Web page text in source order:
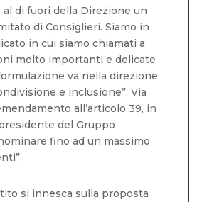
al di fuori della Direzione un
di Consiglieri. Siamo in
in cui siamo chiamati a
molto importanti e delicate
va nella direzione
e inclusione”. Via
all’articolo 39, in
del Gruppo
fino ad un massimo
si innesca sulla proposta